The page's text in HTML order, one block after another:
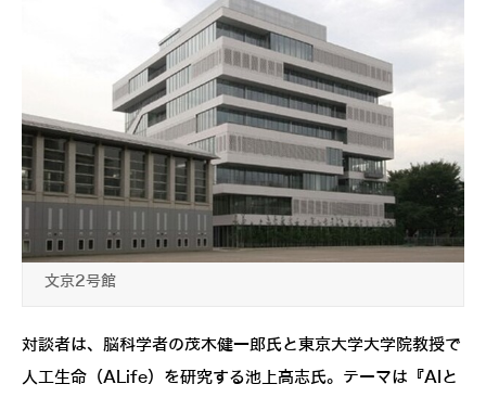
文京2号館
対談者は、脳科学者の茂木健一郎氏と東京大学大学院教授で
人工生命（ALife）を研究する池上高志氏。テーマは『AIと